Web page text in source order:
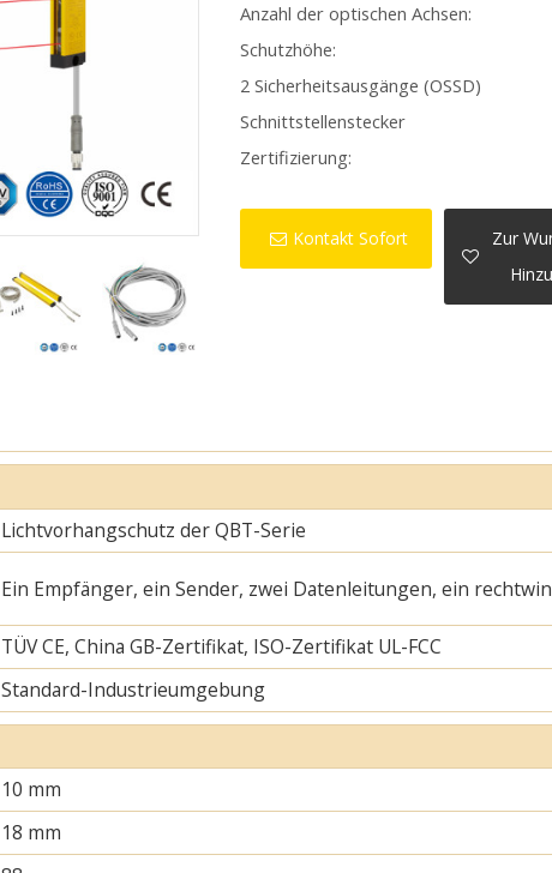
Anzahl der optischen Achsen:
Schutzhöhe:
2 Sicherheitsausgänge (OSSD)
Schnittstellenstecker
Zertifizierung:
Kontakt Sofort
Zur
Lichtvorhangschutz der QBT-Serie
Ein Empfänger, ein Sender, zwei Datenleitungen, ein
TÜV CE, China GB-Zertifikat, ISO-Zertifikat UL-FCC
Standard-Industrieumgebung
10 mm
18 mm